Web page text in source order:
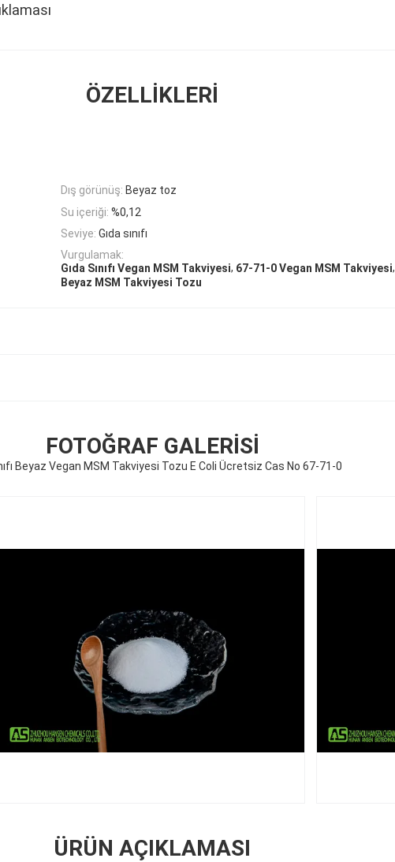
ÖZELLIKLERI
Dış görünüş: Beyaz toz
Su içeriği: %0,12
Seviye: Gıda sınıfı
Vurgulamak:
Gıda Sınıfı Vegan MSM Takviyesi, 67-71-0 Vegan MSM Takviyesi,
Beyaz MSM Takviyesi Tozu
FOTOĞRAF GALERISI
Beyaz Vegan MSM Takviyesi Tozu E Coli Ücretsiz Cas No 67-71-0
ÜRÜN AÇIKLAMASI